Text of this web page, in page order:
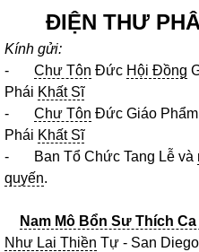
ĐIỆN THƯ
Kính gửi:
- Chư Tôn Đức Hội Đồng
Phái Khất Sĩ
- Chư Tôn Đức Giáo Phẩm
Phái Khất Sĩ
- Ban Tổ Chức Tang Lễ và
quyến.
Nam Mô Bổn Sư Thích
Như Lai Thiền Tự - San Diego